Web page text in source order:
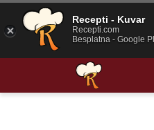
Recepti - Kuvar
Recepti.com
Besplatna - Google